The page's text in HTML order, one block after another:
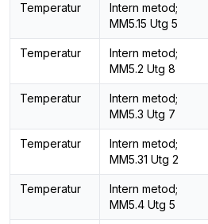
Temperatur
Intern metod;
MM5.15 Utg 5
Temperatur
Intern metod;
MM5.2 Utg 8
Temperatur
Intern metod;
MM5.3 Utg 7
Temperatur
Intern metod;
MM5.31 Utg 2
Temperatur
Intern metod;
MM5.4 Utg 5